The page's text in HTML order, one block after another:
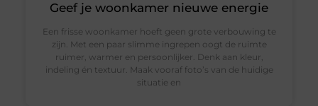
Geef je woonkamer nieuwe energie
Een frisse woonkamer hoeft geen grote verbouwing te
zijn. Met een paar slimme ingrepen oogt de ruimte
ruimer, warmer en persoonlijker. Denk aan kleur,
indeling én textuur. Maak vooraf foto’s van de huidige
situatie en